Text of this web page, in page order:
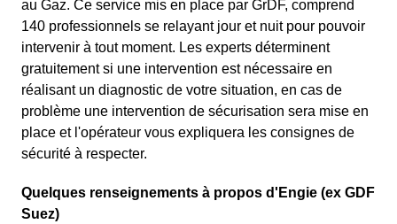
au Gaz. Ce service mis en place par GrDF, comprend
140 professionnels se relayant jour et nuit pour pouvoir
intervenir à tout moment. Les experts déterminent
gratuitement si une intervention est nécessaire en
réalisant un diagnostic de votre situation, en cas de
problème une intervention de sécurisation sera mise en
place et l'opérateur vous expliquera les consignes de
sécurité à respecter.
Quelques renseignements à propos d'Engie (ex GDF
Suez)